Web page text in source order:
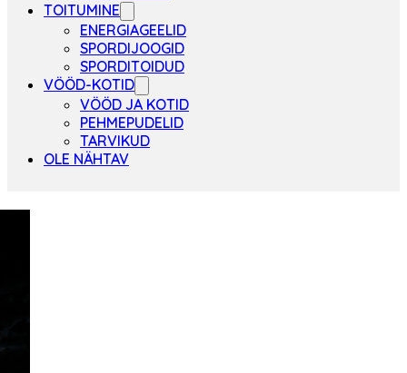
TOITUMINE
ENERGIAGEELID
SPORDIJOOGID
SPORDITOIDUD
VÖÖD-KOTID
VÖÖD JA KOTID
PEHMEPUDELID
TARVIKUD
OLE NÄHTAV